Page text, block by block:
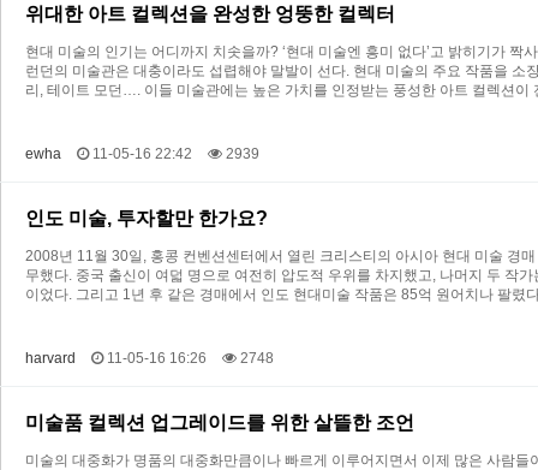
위대한 아트 컬렉션을 완성한 엉뚱한 컬렉터
현대 미술의 인기는 어디까지 치솟을까? ‘현대 미술엔 흥미 없다’고 밝히기가
런던의 미술관은 대충이라도 섭렵해야 말발이 선다. 현대 미술의 주요 작품을
리, 테이트 모던…. 이들 미술관에는 높은 가치를 인정받는 풍성한 아트 컬렉션
ewha 11-05-16 22:42 2939
인도 미술, 투자할만 한가요?
2008년 11월 30일, 홍콩 컨벤션센터에서 열린 크리스티의 아시아 현대 미술 경
무했다. 중국 출신이 여덟 명으로 여전히 압도적 우위를 차지했고, 나머지 두 작
이었다. 그리고 1년 후 같은 경매에서 인도 현대미술 작품은 85억 원어치나 팔렸
harvard 11-05-16 16:26 2748
미술품 컬렉션 업그레이드를 위한 살뜰한 조언
미술의 대중화가 명품의 대중화만큼이나 빠르게 이루어지면서 이제 많은 사람